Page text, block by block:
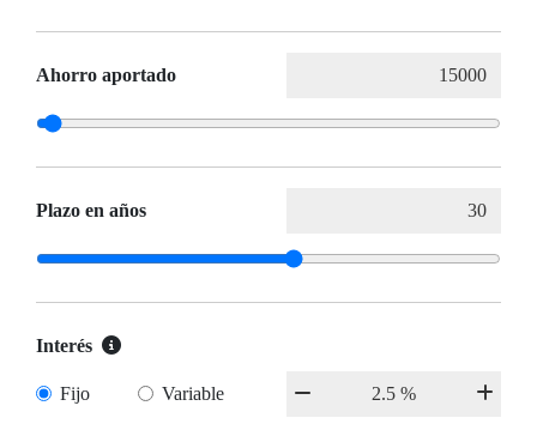
Ahorro aportado
Plazo en años
Interés
Fijo Variable